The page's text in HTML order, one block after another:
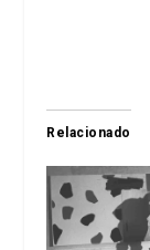
Relacionado